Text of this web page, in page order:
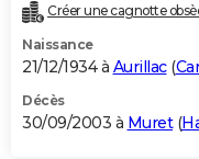
Créer une cagnotte
Naissance
21/12/1934 à Aurillac(
Décès
30/09/2003 à Muret(